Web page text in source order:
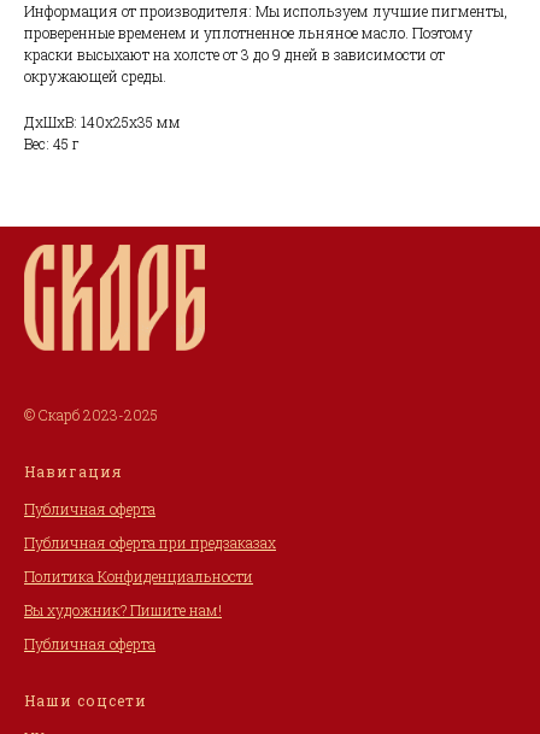
Информация от производителя: Мы используем лучшие пигменты,
проверенные временем и уплотненное льняное масло. Поэтому
краски высыхают на холсте от 3 до 9 дней в зависимости от
окружающей среды.
ДxШxВ: 140x25x35 мм
Вес: 45 г
© Скарб 2023-2025
Навигация
Публичная оферта
Публичная оферта при предзаказах
Политика Конфиденциальности
Вы художник? Пишите нам!
Публичная оферта
Наши соцсети